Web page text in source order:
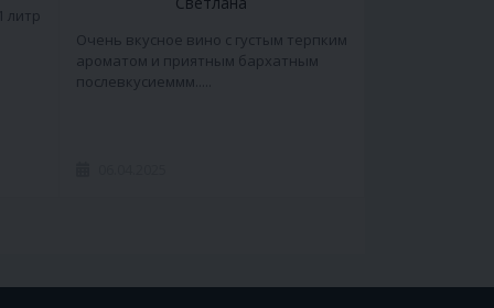
литр
Очень вкусное вино с густым терпким
ароматом и приятным бархатным
послевкусиеммм.....